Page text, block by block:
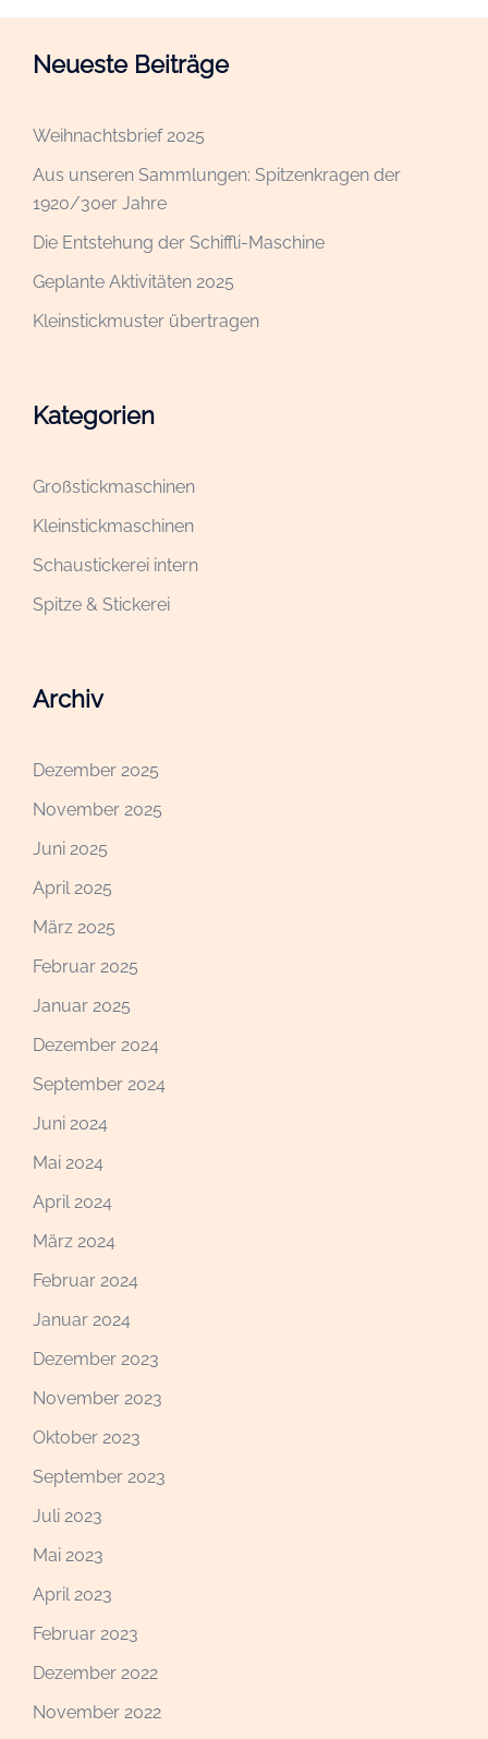
Neueste Beiträge
Weihnachtsbrief 2025
Aus unseren Sammlungen: Spitzenkragen der
1920/30er Jahre
Die Entstehung der Schiffli-Maschine
Geplante Aktivitäten 2025
Kleinstickmuster übertragen
Kategorien
Großstickmaschinen
Kleinstickmaschinen
Schaustickerei intern
Spitze & Stickerei
Archiv
Dezember 2025
November 2025
Juni 2025
April 2025
März 2025
Februar 2025
Januar 2025
Dezember 2024
September 2024
Juni 2024
Mai 2024
April 2024
März 2024
Februar 2024
Januar 2024
Dezember 2023
November 2023
Oktober 2023
September 2023
Juli 2023
Mai 2023
April 2023
Februar 2023
Dezember 2022
November 2022